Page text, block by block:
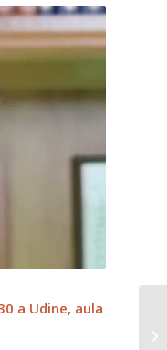
a Udine, aula